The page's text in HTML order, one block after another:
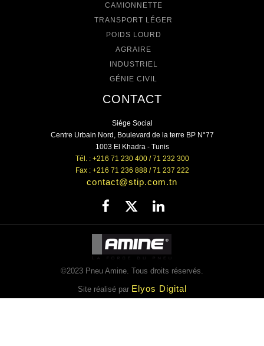
CAMIONNETTE
TRANSPORT LÉGER
POIDS LOURD
AGRAIRE
INDUSTRIEL
GÉNIE CIVIL
CONTACT
Siége Social
Centre Urbain Nord, Boulevard de la terre BP N°77
1003 El Khadra - Tunis
Tél. : +216 71 230 400 / 71 232 300
Fax : +216 71 236 888 / 71 237 222
contact@stip.com.tn
©2023 Pneu Amine. Tous droits réservés.
Site réalisé par Elyos Digital